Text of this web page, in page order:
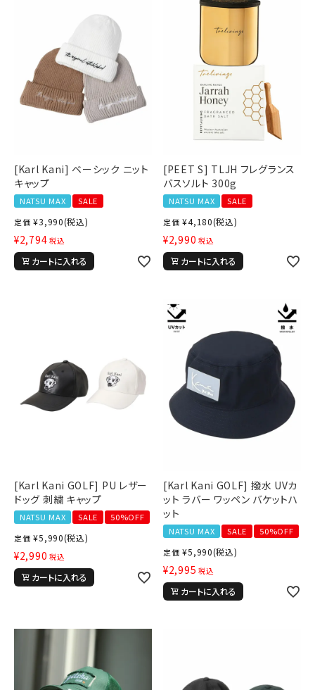
[Karl Kani] ベーシック ニット
キャップ
NATSU MAX
SALE
定価 ¥3,990(税込)
¥2,794 税込
カートに入れる
[PEET S] TLJH フレグランス
バスソルト 300g
NATSU MAX
SALE
定価 ¥4,180(税込)
¥2,990 税込
カートに入れる
[Karl Kani GOLF] PU レザー
ドッグ 刺繍 キャップ
NATSU MAX SALE
50%OFF
定価 ¥5,990(税込)
¥2,990 税込
カートに入れる
[Karl Kani GOLF] 撥水 UVカ
ット ラバー ワッペン バケットハ
ット
NATSU MAX SALE
50%OFF
定価 ¥5,990(税込)
¥2,995 税込
カートに入れる